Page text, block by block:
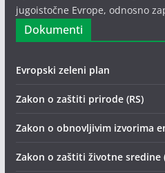
jugoistočne Evrope, odnosno
Dokumenti
Evropski zeleni plan
Zakon o zaštiti prirode (RS)
Zakon o obnovljivim izvorima
Zakon o zaštiti životne sredine